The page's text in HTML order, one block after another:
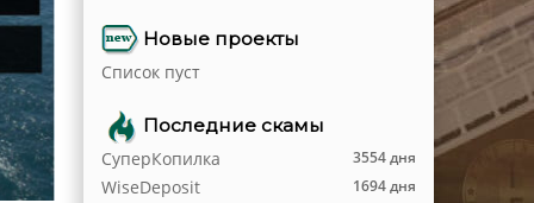
Новые проекты
Список пуст
Последние скамы
3554 дня
СуперКопилка
1694 дня
WiseDeposit